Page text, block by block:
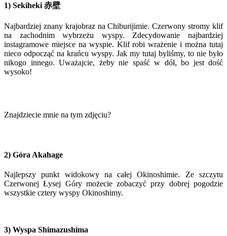
1) Sekiheki 赤壁
Najbardziej znany krajobraz na Chiburijimie. Czerwony stromy klif
na zachodnim wybrzeżu wyspy. Zdecydowanie najbardziej
instagramowe miejsce na wyspie. Klif robi wrażenie i można tutaj
nieco odpocząć na krańcu wyspy. Jak my tutaj byliśmy, to nie było
nikogo innego. Uważajcie, żeby nie spaść w dół, bo jest dość
wysoko!
Znajdziecie mnie na tym zdjęciu?
2) Góra Akahage
Najlepszy punkt widokowy na całej Okinoshimie. Ze szczytu
Czerwonej Łysej Góry możecie zobaczyć przy dobrej pogodzie
wszystkie cztery wyspy Okinoshimy.
3) Wyspa Shimazushima